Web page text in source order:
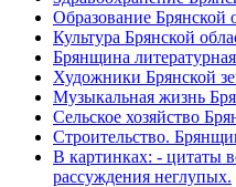
Образование Брянской
Культура Брянской
Брянщина литературная
Художники Брянской
Музыкальная жизнь
Сельское хозяйство
Строительство.
В картинках: - цитаты
рассуждения неглупых.